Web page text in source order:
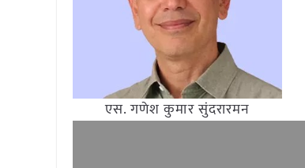
एस. गणेश कुमार सुंदरारमन